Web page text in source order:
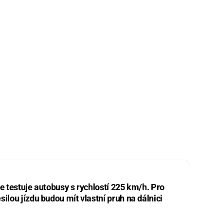
testuje autobusy s rychlostí 225 km/h. Pro
jízdu budou mít vlastní pruh na dálnici